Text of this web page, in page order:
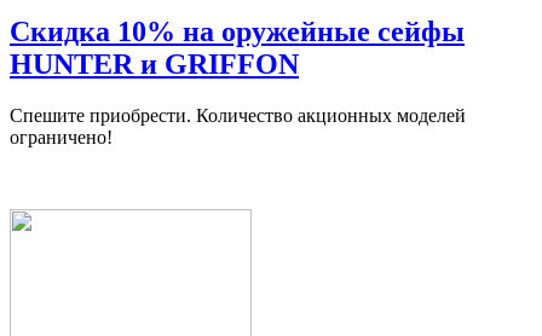
Скидка 10% на оружейные сейфы
HUNTER и GRIFFON
Спешите приобрести. Количество акционных моделей
ограничено!